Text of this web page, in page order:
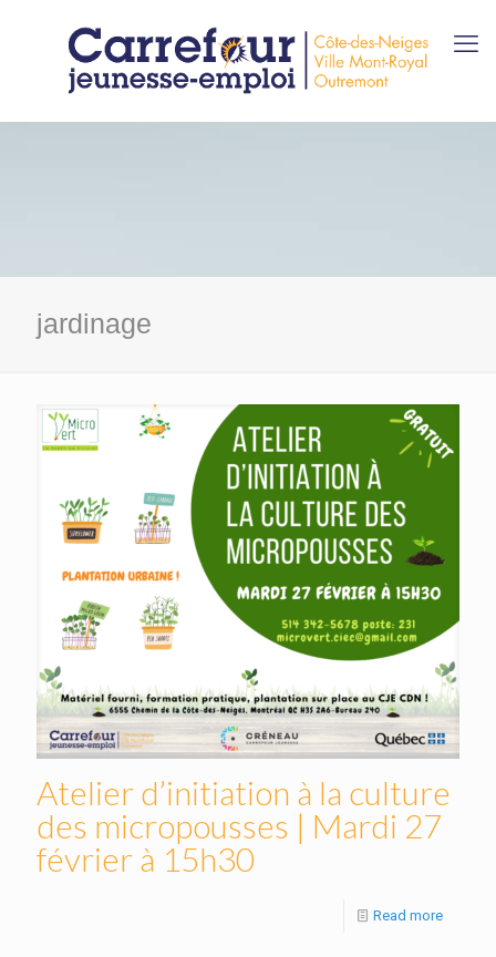
jardinage
Atelier d’initiation à la culture
des micropousses | Mardi 27
février à 15h30
Read more